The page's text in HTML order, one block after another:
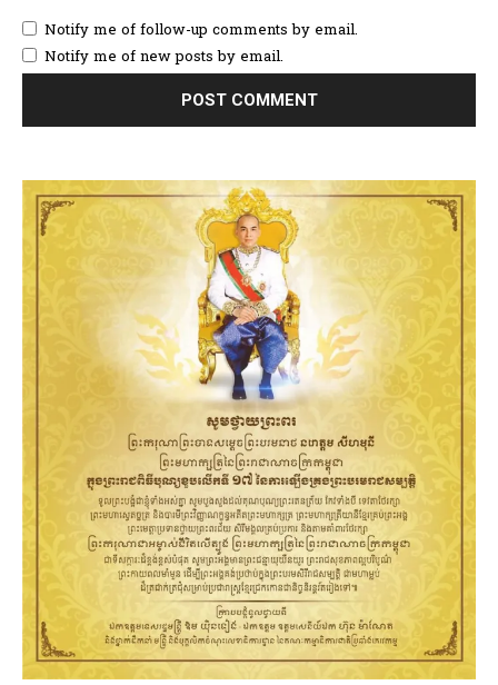
Notify me of follow-up comments by email.
Notify me of new posts by email.